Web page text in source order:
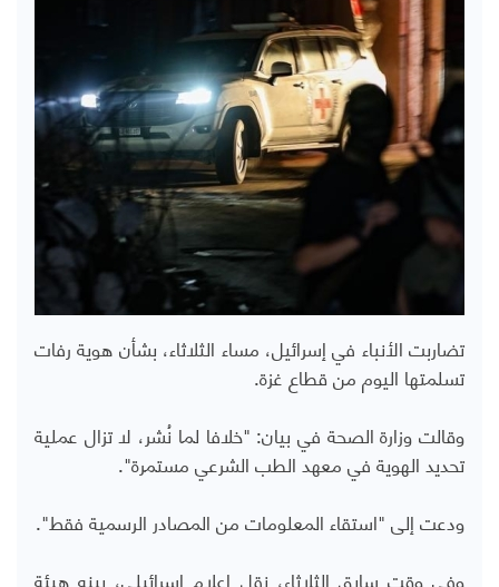
تضاربت الأنباء في إسرائيل، مساء الثلاثاء، بشأن هوية رفات
تسلمتها اليوم من قطاع غزة.
وقالت وزارة الصحة في بيان: "خلافا لما نُشر، لا تزال عملية
تحديد الهوية في معهد الطب الشرعي مستمرة".
ودعت إلى "استقاء المعلومات من المصادر الرسمية فقط".
وفي وقت سابق الثلاثاء، نقل إعلام إسرائيلي، بينه هيئة